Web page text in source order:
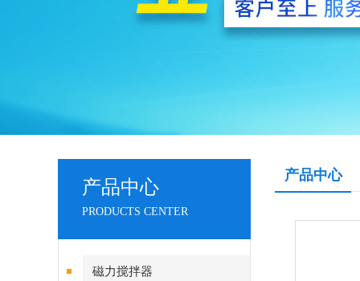
产品中心
PRODUCTS CENTER
磁力搅拌器
产品中心